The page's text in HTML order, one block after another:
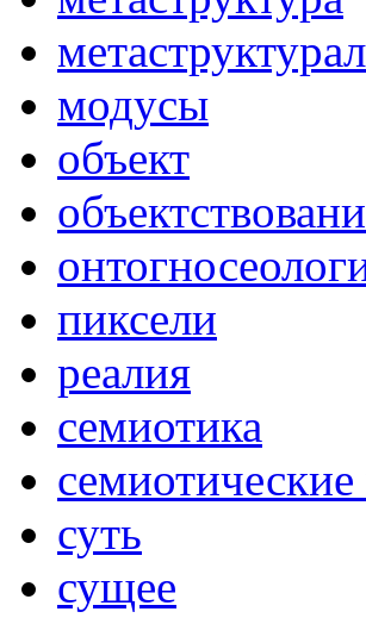
модусы
объект
пиксели
реалия
семиотика
суть
сущее